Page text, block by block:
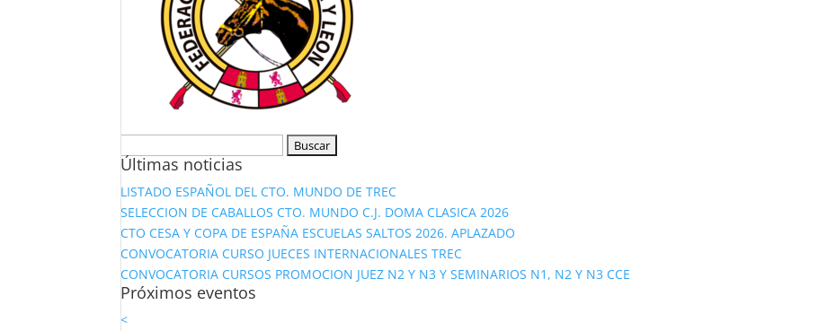
Últimas noticias
LISTADO ESPAÑOL DEL CTO. MUNDO DE TREC
SELECCION DE CABALLOS CTO. MUNDO C.J. DOMA CLASICA 2026
CTO CESA Y COPA DE ESPAÑA ESCUELAS SALTOS 2026. APLAZADO
CONVOCATORIA CURSO JUECES INTERNACIONALES TREC
CONVOCATORIA CURSOS PROMOCION JUEZ N2 Y N3 Y SEMINARIOS N1, N2 Y N3 CCE
Próximos eventos
<